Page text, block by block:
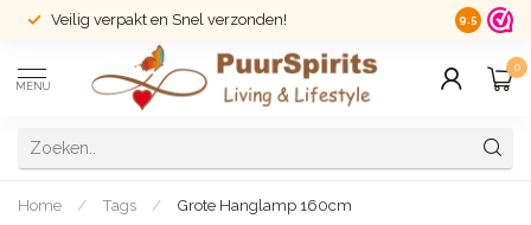
Veilig verpakt en Snel verzonden! 14 dagen
9.5
MENU
0
Home / Tags / Grote Hanglamp 160cm